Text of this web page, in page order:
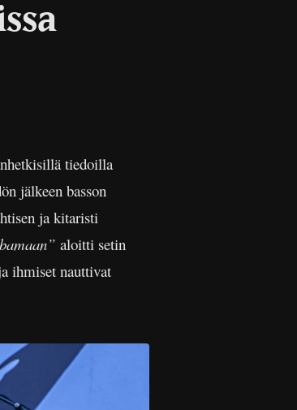
tiedoilla
jälkeen basson
ja kitaristi
aloitti setin
ihmiset nauttivat